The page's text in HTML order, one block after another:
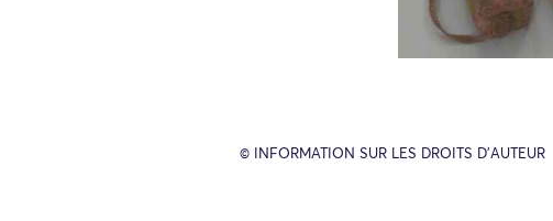
© INFORMATION SUR LES DROITS D’AUTEUR